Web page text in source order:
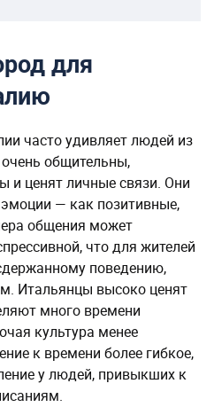
для
часто удивляет людей из
общительны,
и ценят личные связи. Они
— как позитивные,
общения может
что для жителей
поведению,
Итальянцы высоко ценят
много времени
культура менее
к времени более гибкое,
у людей, привыкших к